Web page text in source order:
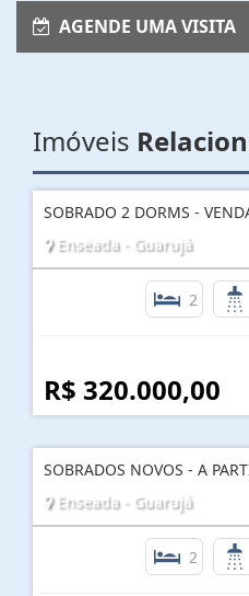
AGENDE UMA VISITA
Imóveis
SOBRADO 2 DORMS -
Enseada - Guarujá
2
R$ 320.000,00
SOBRADOS NOVOS - A
Enseada - Guarujá
2